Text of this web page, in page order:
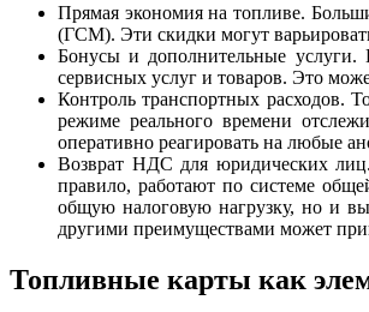
Прямая экономия на топливе.
(ГСМ). Эти скидки могут
Бонусы и дополнительные услуги.
сервисных услуг и товаров. Это
Контроль транспортных расходов.
режиме реального времени
оперативно реагировать на любые
Возврат НДС для юридических
правило, работают по системе
общую налоговую нагрузку, но и
другими преимуществами может
Топливные карты как